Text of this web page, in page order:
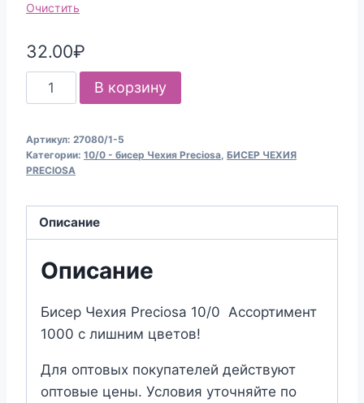
Очистить
32.00₽
Количество
товара
Чехия
Preciosa
(матовый)
В корзину
Артикул: 27080/1-5
Категории: 10/0 - бисер Чехия Preciosa, БИСЕР ЧЕХИЯ
PRECIOSA
Описание
Описание
Бисер Чехия Preciosa 10/0 Ассортимент
1000 с лишним цветов!
Для оптовых покупателей действуют
оптовые цены. Условия уточняйте по